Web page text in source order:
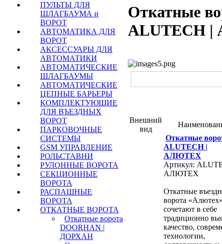
ПУЛЬТЫ ДЛЯ
ШЛАГБАУМА и
ВОРОТ
АВТОМАТИКА ДЛЯ
ВОРОТ
АКСЕССУАРЫ ДЛЯ
АВТОМАТИКИ
АВТОМАТИЧЕСКИЕ
ШЛАГБАУМЫ
АВТОМАТИЧЕСКИЕ
ЦЕПНЫЕ БАРЬЕРЫ
КОМПЛЕКТУЮЩИЕ
ДЛЯ ВЪЕЗДНЫХ
ВОРОТ
ПАРКОВОЧНЫЕ
СИСТЕМЫ
GSM УПРАВЛЕНИЕ
РОЛЬСТАВНИ
РУЛОННЫЕ ВОРОТА
СЕКЦИОННЫЕ
ВОРОТА
РАСПАШНЫЕ
ВОРОТА
ОТКАТНЫЕ ВОРОТА
Откатные ворота
DOORHAN |
ДОРХАН
Откатные
ALUTECH
Внешний
вид
Откатные
ALUTECH |
АЛЮТЕХ
Артикул:
АЛЮТЕХ
Откатные
ворота
сочетают в себе
традиционно
качество,
технологии,